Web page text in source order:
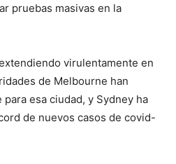
pruebas masivas en la
virulentamente en
de Melbourne han
esa ciudad, y Sydney ha
de nuevos casos de covid-